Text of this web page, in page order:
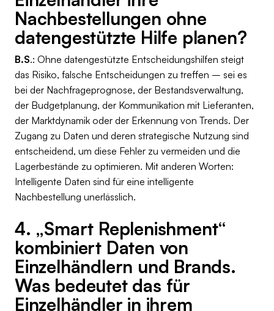
Nachbestellungen ohne
datengestützte Hilfe planen?
B.S.: Ohne datengestützte Entscheidungshilfen steigt
das Risiko, falsche Entscheidungen zu treffen – sei es
bei der Nachfrageprognose, der Bestandsverwaltung,
der Budgetplanung, der Kommunikation mit Lieferanten,
der Marktdynamik oder der Erkennung von Trends. Der
Zugang zu Daten und deren strategische Nutzung sind
entscheidend, um diese Fehler zu vermeiden und die
Lagerbestände zu optimieren. Mit anderen Worten:
Intelligente Daten sind für eine intelligente
Nachbestellung unerlässlich.
4. „Smart Replenishment“
kombiniert Daten von
Einzelhändlern und Brands.
Was bedeutet das für
Einzelhändler in ihrem